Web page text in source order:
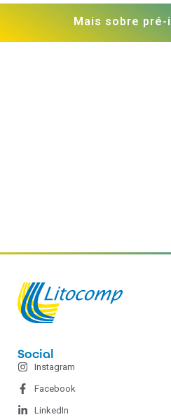
Mais sobre pré-
Social
Instagram
Facebook
LinkedIn